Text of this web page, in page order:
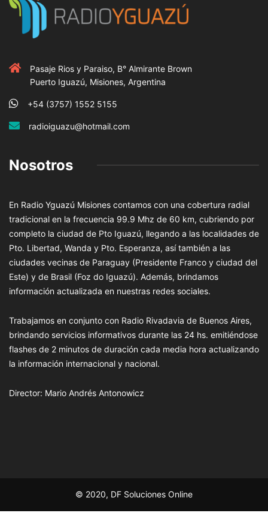
Pasaje Rios y Paraiso, B° Almirante Brown
Puerto Iguazú, Misiones, Argentina
+54 (3757) 1552 5155
radioiguazu@hotmail.com
Nosotros
En Radio Yguazú Misiones contamos con una cobertura radial
tradicional en la frecuencia 99.9 Mhz de 60 km, cubriendo por
completo la ciudad de Pto Iguazú, llegando a las localidades de
Pto. Libertad, Wanda y Pto. Esperanza, así también a las
ciudades vecinas de Paraguay (Presidente Franco y ciudad del
Este) y de Brasil (Foz do Iguazú). Además, brindamos
información actualizada en nuestras redes sociales.
Trabajamos en conjunto con Radio Rivadavia de Buenos Aires,
brindando servicios informativos durante las 24 hs. emitiéndose
flashes de 2 minutos de duración cada media hora actualizando
la información internacional y nacional.
Director: Mario Andrés Antonowicz
© 2020, DF Soluciones Online